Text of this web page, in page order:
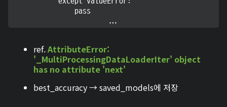
                pass
			...
ref.AttributeError:
'_MultiProcessingDataLoaderIter' object
has no attribute 'next'
best_accuracy → saved_models에 저장